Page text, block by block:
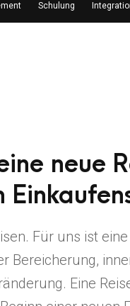
Schulung
neue
Für uns ist eine
Bereicherung,
Eine